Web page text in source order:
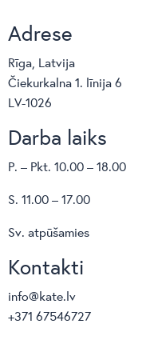
Adrese
Rīga, Latvija
Čiekurkalna 1. līnija 6
LV-1026
Darba laiks
P. – Pkt. 10.00 – 18.00
S. 11.00 – 17.00
Sv. atpūšamies
Kontakti
info@kate.lv
+371 67546727